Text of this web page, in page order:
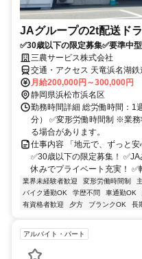
JAグループの2t配送ド
✅30歳以下の限定募集✅要準中
三農サービス株式会社
交通・アクセス 天竜浜名湖
月給200,000円～300,000円
静岡県浜松市浜名区
勤務時間詳細 総労働時間：1
分） ✅変形労働時間制 ※業
る場合があります。
仕事内容 「地元で、ずっと
✅30歳以下の限定募集！
休みでプライベート充実！ ✅
業界未経験者歓迎 変形労働時間制
バイク通勤OK
学歴不問 車通勤OK
有資格者歓迎
夕方 ブランクOK 長
アルバイト・パート